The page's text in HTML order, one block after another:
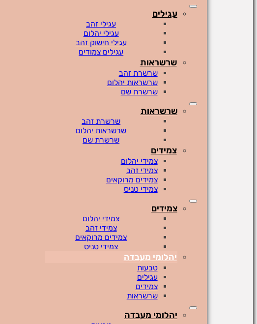
עגילים
עגילי זהב
עגילי יהלום
עגילי חישוק זהב
עגילים צמודים
שרשראות
שרשרת זהב
שרשראות יהלום
שרשרת שם
שרשראות
שרשרת זהב
שרשראות יהלום
שרשרת שם
צמידים
צמידי יהלום
צמידי זהב
צמידים מרוקאים
צמידי טניס
צמידים
צמידי יהלום
צמידי זהב
צמידים מרוקאים
צמידי טניס
יהלומי מעבדה
טבעות
עגילים
צמידים
שרשראות
יהלומי מעבדה